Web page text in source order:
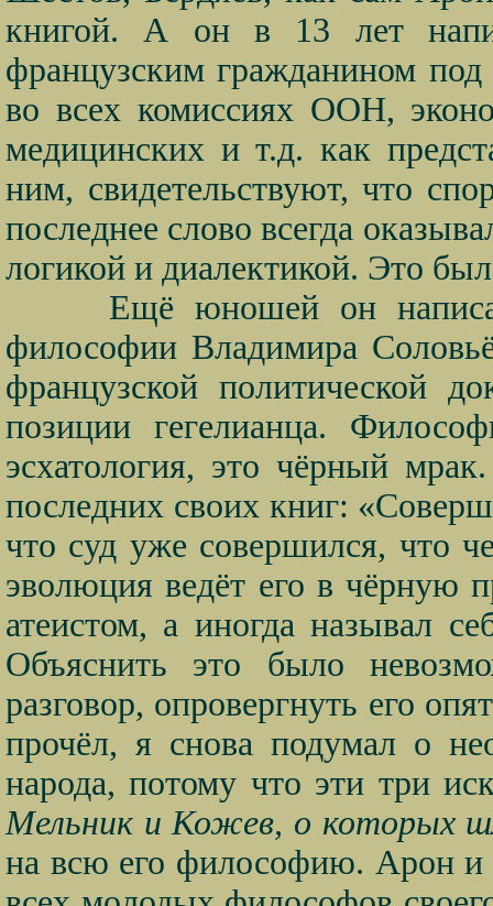
книгой. А он в 13 лет
французским гражданином
во всех комиссиях ООН,
медицинских и т.д. как
ним, свидетельствуют, что
последнее слово всегда
логикой и диалектикой. Это
Ещё юношей он
философии Владимира
французской политической
позиции гегелианца.
эсхатология, это чёрный
последних своих книг:
что суд уже совершился, что
эволюция ведёт его в чёрную
атеистом, а иногда называл
Объяснить это было
разговор, опровергнуть его
прочёл, я снова подумал о
народа, потому что эти три
Мельник и Кожев, о которых
на всю его философию. Арон и